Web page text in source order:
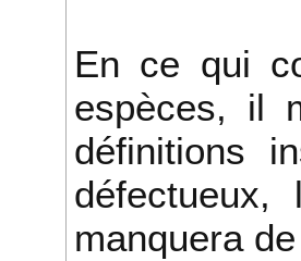
En ce qui
espèces, il
définitions
défectueux,
manquera